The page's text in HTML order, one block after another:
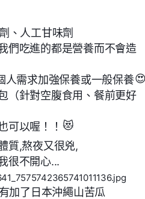
、人工甘味劑
們吃進的都是營養而不會造
人需求加強保養或一般保養
（針對空腹食用、餐前更好
可以喔！！ 😻
質,熬夜又很兇,
很不開心...
加了日本沖繩山苦瓜